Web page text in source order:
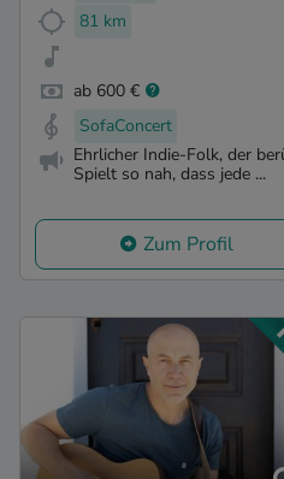
81 km
ab 600 €
SofaConcert
Ehrlicher Indie-Folk, der
Spielt so nah, dass jede ...
Zum Profil